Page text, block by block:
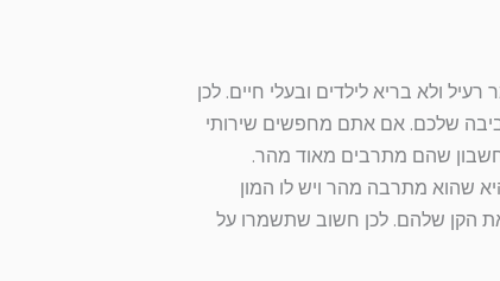
ולא בריא לילדים ובעלי חיים. לכן
שלכם. אם אתם מחפשים שירותי
שהם מתרבים מאוד מהר.
שהוא מתרבה מהר ויש לו המון
הקן שלהם. לכן חשוב שתשמרו על